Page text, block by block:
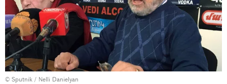
© Sputnik / Nelli Danielyan